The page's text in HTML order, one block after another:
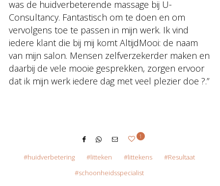
was de huidverbeterende massage bij U-
Consultancy. Fantastisch om te doen en om
vervolgens toe te passen in mijn werk. Ik vind
iedere klant die bij mij komt AltijdMooi: de naam
van mijn salon. Mensen zelfverzekerder maken en
daarbij de vele mooie gesprekken, zorgen ervoor
dat ik mijn werk iedere dag met veel plezier doe ?.”
1
huidverbetering litteken littekens
Resultaat
schoonheidsspecialist